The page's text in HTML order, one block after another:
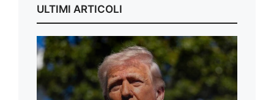
ULTIMI ARTICOLI